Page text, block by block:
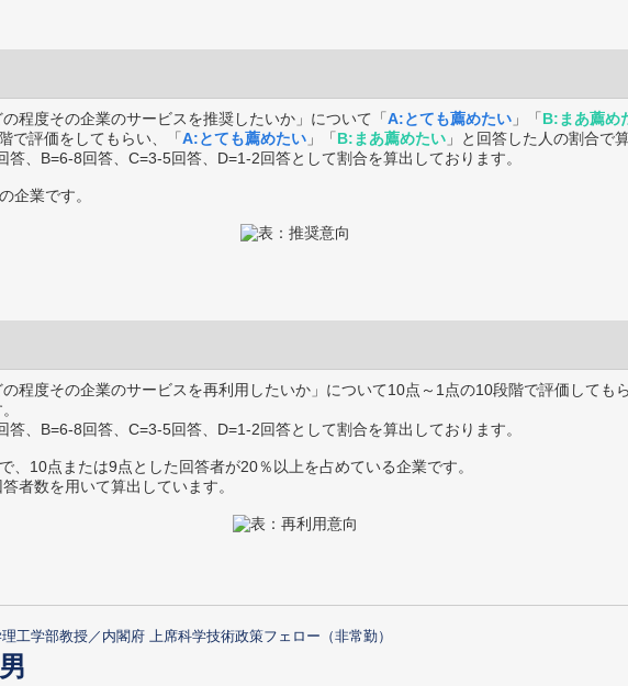
程度その企業のサービスを推奨したいか」について「A:とても薦めたい 」「B:まあ薦め
で評価をしてもらい、「A:とても薦めたい 」「B:まあ薦めたい 」と回答した人の割合で
、B=6-8回答、C=3-5回答、D=1-2回答として割合を算出しております。
企業です。
程度その企業のサービスを再利用したいか」について10点～1点の10段階で評価しても
、B=6-8回答、C=3-5回答、D=1-2回答として割合を算出しております。
、10点または9点とした回答者が20％以上を占めている企業です。
者数を用いて算出しています。
工学部教授／内閣府 上席科学技術政策フェロー（非常勤）